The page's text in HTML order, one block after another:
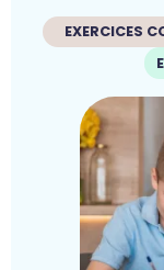
EXERCICES